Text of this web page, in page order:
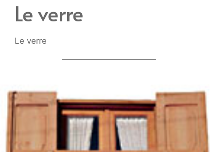
Le verre
Le verre